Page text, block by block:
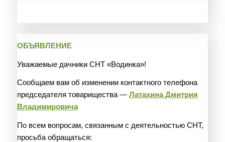
ОБЪЯВЛЕНИЕ
Уважаемые дачники СНТ «Водинка»!
Сообщаем вам об изменении контактного телефона
председателя товарищества — Латахина Дмитрия
Владимировича
По всем вопросам, связанным с деятельностью СНТ,
просьба обращаться: